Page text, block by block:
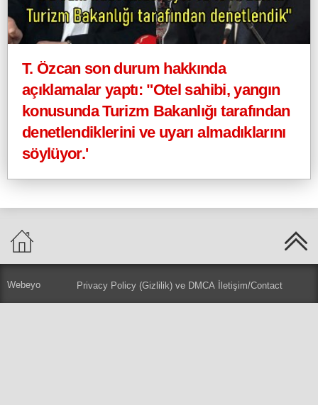
T. Özcan son durum hakkında
açıklamalar yaptı: "Otel sahibi, yangın
konusunda Turizm Bakanlığı tarafından
denetlendiklerini ve uyarı almadıklarını
söylüyor.'
Webeyo Privacy Policy (Gizlilik) ve DMCA İletişim/Contact